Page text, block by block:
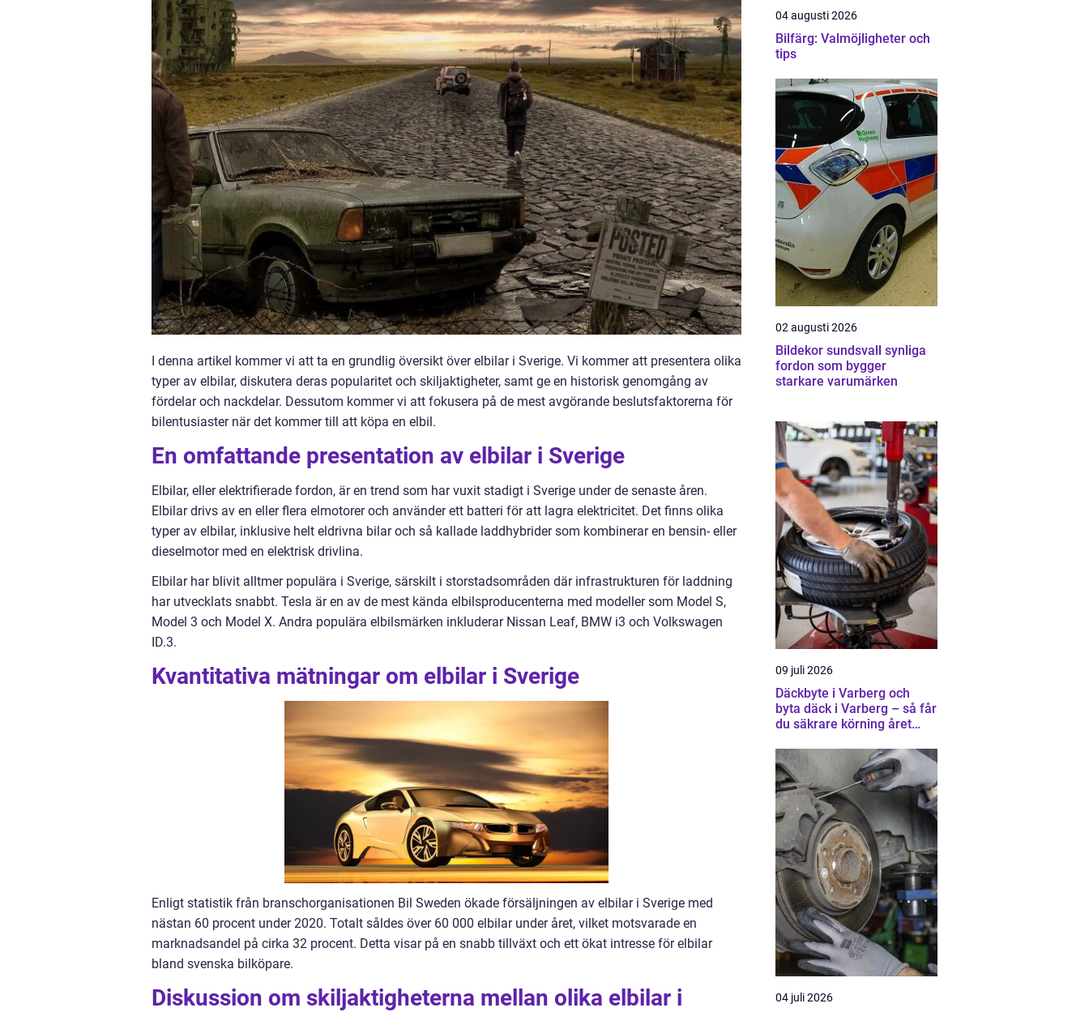
I denna artikel kommer vi att ta en grundlig översikt över elbilar i Sverige. Vi kommer att presentera olika
typer av elbilar, diskutera deras popularitet och skiljaktigheter, samt ge en historisk genomgång av
fördelar och nackdelar. Dessutom kommer vi att fokusera på de mest avgörande beslutsfaktorerna för
bilentusiaster när det kommer till att köpa en elbil.
En omfattande presentation av elbilar i Sverige
Elbilar, eller elektrifierade fordon, är en trend som har vuxit stadigt i Sverige under de senaste åren.
Elbilar drivs av en eller flera elmotorer och använder ett batteri för att lagra elektricitet. Det finns olika
typer av elbilar, inklusive helt eldrivna bilar och så kallade laddhybrider som kombinerar en bensin- eller
dieselmotor med en elektrisk drivlina.
Elbilar har blivit alltmer populära i Sverige, särskilt i storstadsområden där infrastrukturen för laddning
har utvecklats snabbt. Tesla är en av de mest kända elbilsproducenterna med modeller som Model S,
Model 3 och Model X. Andra populära elbilsmärken inkluderar Nissan Leaf, BMW i3 och Volkswagen
ID.3.
Kvantitativa mätningar om elbilar i Sverige
Enligt statistik från branschorganisationen Bil Sweden ökade försäljningen av elbilar i Sverige med
nästan 60 procent under 2020. Totalt såldes över 60 000 elbilar under året, vilket motsvarade en
marknadsandel på cirka 32 procent. Detta visar på en snabb tillväxt och ett ökat intresse för elbilar
bland svenska bilköpare.
Diskussion om skiljaktigheterna mellan olika elbilar i
04 augusti 2026
Bilfärg: Valmöjligheter och
tips
02 augusti 2026
Bildekor sundsvall synliga
fordon som bygger
starkare varumärken
09 juli 2026
Däckbyte i Varberg och
byta däck i Varberg – så får
du säkrare körning året
04 juli 2026